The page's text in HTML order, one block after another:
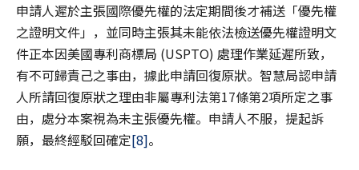
申請人遲於主張國際優先權的法定期間後才補送「優先權
之證明文件」，並同時主張其未能依法檢送優先權證明文
件正本因美國專利商標局 (USPTO) 處理作業延遲所致，
有不可歸責己之事由，據此申請回復原狀。智慧局認申請
人所請回復原狀之理由非屬專利法第17條第2項所定之事
由，處分本案視為未主張優先權。申請人不服，提起訴
願，最終經駁回確定[8]。